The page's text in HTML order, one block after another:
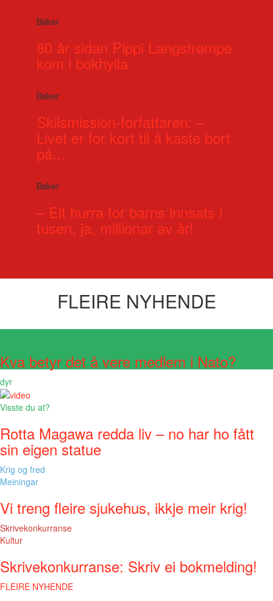
Bøker
80 år sidan Pippi Langstrømpe
kom i bokhylla
Bøker
Skilsmission-forfattaren: –
Livet er for kort til å kaste bort
på...
Bøker
– Eit hurra for barns innsats i
tusen, ja, millionar av år!
FLEIRE NYHENDE
Kva betyr det å vere medlem i Nato?
dyr
Visste du at?
Rotta Magawa redda liv – no har ho fått
sin eigen statue
Krig og fred
Meiningar
Vi treng fleire sjukehus, ikkje meir krig!
Skrivekonkurranse
Kultur
Skrivekonkurranse: Skriv ei bokmelding!
FLEIRE NYHENDE